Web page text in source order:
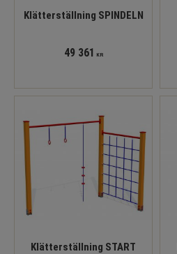
Klätterställning SPINDELN
49 361 KR
Klätterställning START